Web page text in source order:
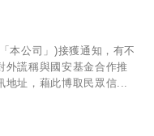
本公司」)接獲通知，有不
外謊稱與國安基金合作推
地址，藉此博取民眾信...